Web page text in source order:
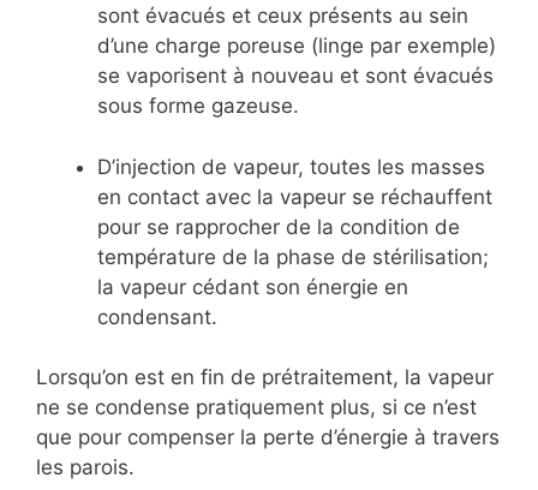
sont évacués et ceux présents au sein
d’une charge poreuse (linge par exemple)
se vaporisent à nouveau et sont évacués
sous forme gazeuse.
D’injection de vapeur, toutes les masses
en contact avec la vapeur se réchauffent
pour se rapprocher de la condition de
température de la phase de stérilisation;
la vapeur cédant son énergie en
condensant.
Lorsqu’on est en fin de prétraitement, la vapeur
ne se condense pratiquement plus, si ce n’est
que pour compenser la perte d’énergie à travers
les parois.